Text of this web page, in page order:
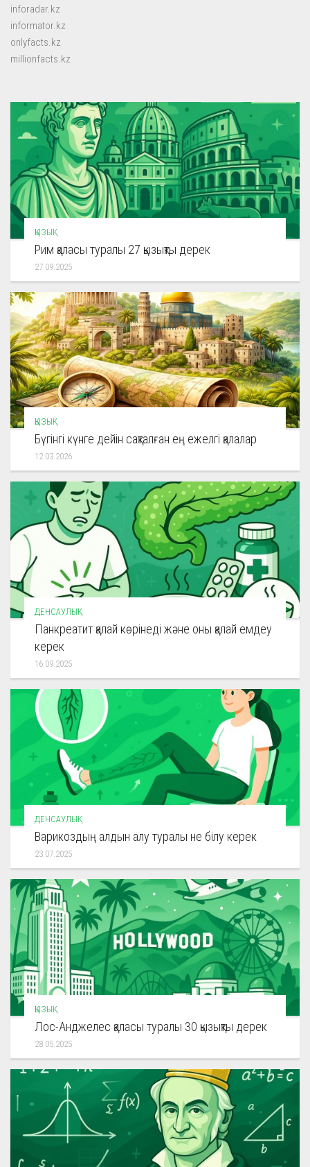
inforadar.kz
informator.kz
onlyfacts.kz
millionfacts.kz
ҚЫЗЫҚ
Рим қаласы туралы 27 қызықты дерек
27.09.2025
ҚЫЗЫҚ
Бүгінгі күнге дейін сақталған ең ежелгі қалалар
12.03.2026
ДЕНСАУЛЫҚ
Панкреатит қалай көрінеді және оны қалай емдеу
керек
16.09.2025
ДЕНСАУЛЫҚ
Варикоздың алдын алу туралы не білу керек
23.07.2025
ҚЫЗЫҚ
Лос-Анджелес қаласы туралы 30 қызықты дерек
28.05.2025